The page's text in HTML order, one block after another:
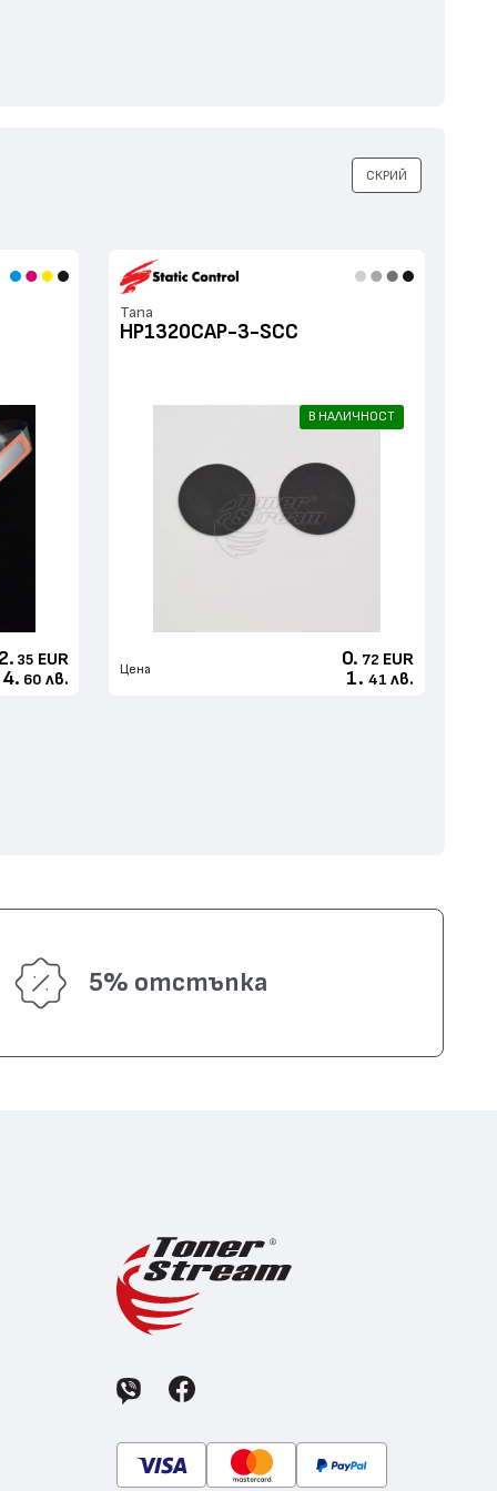
2. 35 EUR
4. 60 лв.
Тапа
HP1320CAP-3-SCC
В НАЛИЧНОСТ
Цена 0. 72 EUR
1. 41 лв.
СКРИЙ
5% отстъпка